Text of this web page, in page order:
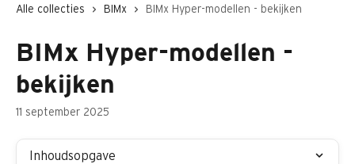
Alle collecties BIMx BIMx Hyper-modellen - bekijken
BIMx Hyper-modellen -
bekijken
11 september 2025
Inhoudsopgave